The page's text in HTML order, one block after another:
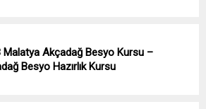
Malatya Akçadağ Besyo Kursu –
Besyo Hazırlık Kursu